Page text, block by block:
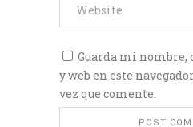
Guarda mi nombre,
y web en este
vez que comente.